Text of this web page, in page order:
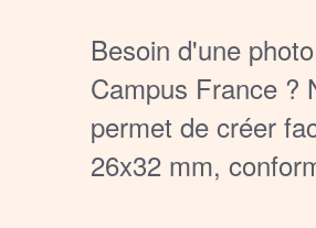
Besoin d'une
Campus France ?
permet de créer
26x32 mm,